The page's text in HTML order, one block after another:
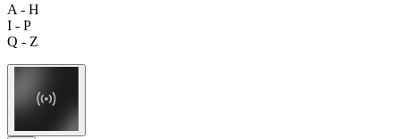
A - H
I - P
Q - Z